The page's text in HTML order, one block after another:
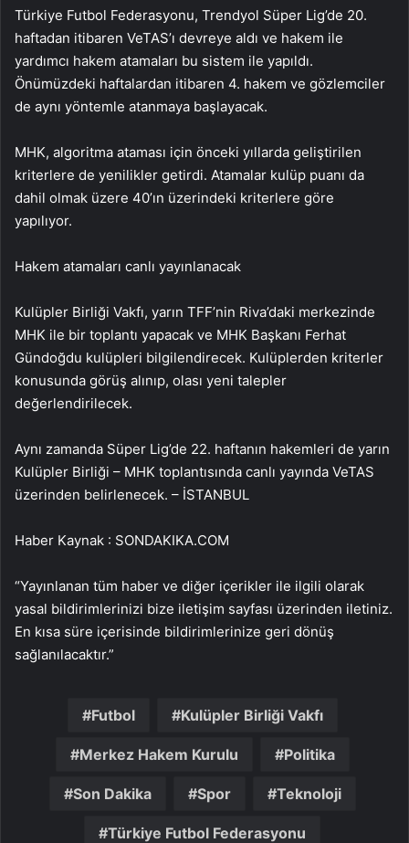
Türkiye Futbol Federasyonu, Trendyol Süper Lig’de 20.
haftadan itibaren VeTAS’ı devreye aldı ve hakem ile
yardımcı hakem atamaları bu sistem ile yapıldı.
Önümüzdeki haftalardan itibaren 4. hakem ve gözlemciler
de aynı yöntemle atanmaya başlayacak.
MHK, algoritma ataması için önceki yıllarda geliştirilen
kriterlere de yenilikler getirdi. Atamalar kulüp puanı da
dahil olmak üzere 40’ın üzerindeki kriterlere göre
yapılıyor.
Hakem atamaları canlı yayınlanacak
Kulüpler Birliği Vakfı, yarın TFF’nin Riva’daki merkezinde
MHK ile bir toplantı yapacak ve MHK Başkanı Ferhat
Gündoğdu kulüpleri bilgilendirecek. Kulüplerden kriterler
konusunda görüş alınıp, olası yeni talepler
değerlendirilecek.
Aynı zamanda Süper Lig’de 22. haftanın hakemleri de yarın
Kulüpler Birliği – MHK toplantısında canlı yayında VeTAS
üzerinden belirlenecek. – İSTANBUL
Haber Kaynak : SONDAKIKA.COM
“Yayınlanan tüm haber ve diğer içerikler ile ilgili olarak
yasal bildirimlerinizi bize iletişim sayfası üzerinden iletiniz.
En kısa süre içerisinde bildirimlerinize geri dönüş
sağlanılacaktır.”
Futbol Kulüpler Birliği Vakfı
Merkez Hakem Kurulu Politika
Son Dakika Spor Teknoloji
Türkiye Futbol Federasyonu